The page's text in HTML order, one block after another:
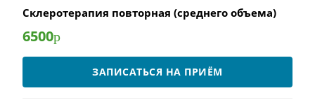
Склеротерапия повторная (среднего объема)
6500р
ЗАПИСАТЬСЯ НА ПРИЁМ